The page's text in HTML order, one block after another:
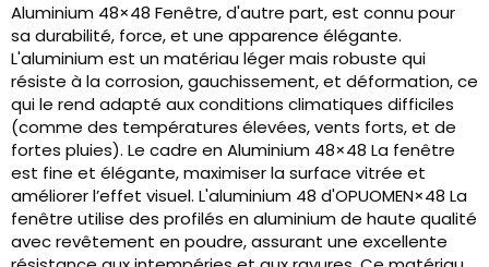
Aluminium 48×48 Fenêtre, d'autre part, est connu pour
sa durabilité, force, et une apparence élégante.
L'aluminium est un matériau léger mais robuste qui
résiste à la corrosion, gauchissement, et déformation, ce
qui le rend adapté aux conditions climatiques difficiles
(comme des températures élevées, vents forts, et de
fortes pluies). Le cadre en Aluminium 48×48 La fenêtre
est fine et élégante, maximiser la surface vitrée et
améliorer l’effet visuel. L'aluminium 48 d'OPUOMEN×48 La
fenêtre utilise des profilés en aluminium de haute qualité
avec revêtement en poudre, assurant une excellente